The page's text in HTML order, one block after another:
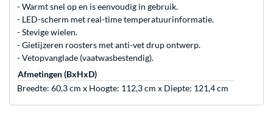
- Warmt snel op en is eenvoudig in gebruik.
- LED-scherm met real-time temperatuurinformatie.
- Stevige wielen.
- Gietijzeren roosters met anti-vet drup ontwerp.
- Vetopvanglade (vaatwasbestendig).
Afmetingen (BxHxD)
Breedte: 60,3 cm x Hoogte: 112,3 cm x Diepte: 121,4 cm